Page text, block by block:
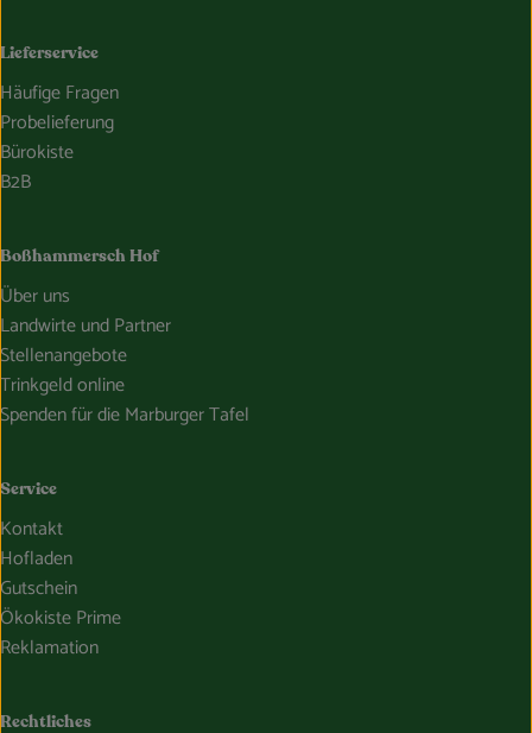
Lieferservice
Häufige Fragen
Probelieferung
Bürokiste
B2B
Boßhammersch Hof
Über uns
Landwirte und Partner
Stellenangebote
Trinkgeld online
Spenden für die Marburger Tafel
Service
Kontakt
Hofladen
Gutschein
Ökokiste Prime
Reklamation
Rechtliches